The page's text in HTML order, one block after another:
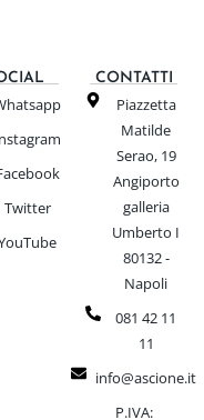
Twitter
CONTATTI
Piazzetta
Matilde
Serao, 19
Angiporto
galleria
Umberto I
80132 -
Napoli
081 42 11
11
info@ascione.it
P.IVA: